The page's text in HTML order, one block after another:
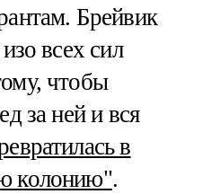
Брейвик
всех сил
чтобы
за ней и вся
в
колонию".